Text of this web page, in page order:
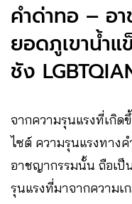
คำด่าทอ – อ
ยอดภูเขาน้ำ
ชัง
จากความรุนแรงที่เกิด
ไซต์ ความรุนแรงทาง
อาชญากรรมนั้น ถือเป็
รุนแรงที่มาจากความเ